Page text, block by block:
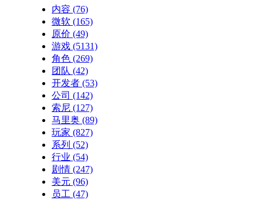
内容 (76)
微软 (165)
原价 (49)
游戏 (5131)
角色 (269)
团队 (42)
开发者 (53)
公司 (142)
索尼 (127)
马里奥 (89)
玩家 (827)
系列 (52)
行业 (54)
剧情 (247)
美元 (96)
员工 (47)